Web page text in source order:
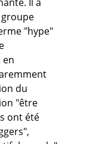
"hype"
en
du
"être
ont été